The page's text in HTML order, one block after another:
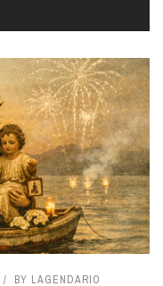
BY LAGENDARIO